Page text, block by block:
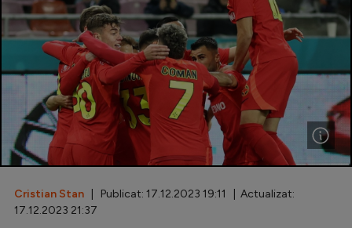
Cupa României
Echipa Națională
U21
Fotbal feminin
Special
Diverse
Inedit
Cristian Stan | Publicat: 17.12.2023 19:11 | Actualizat:
17.12.2023 21:37